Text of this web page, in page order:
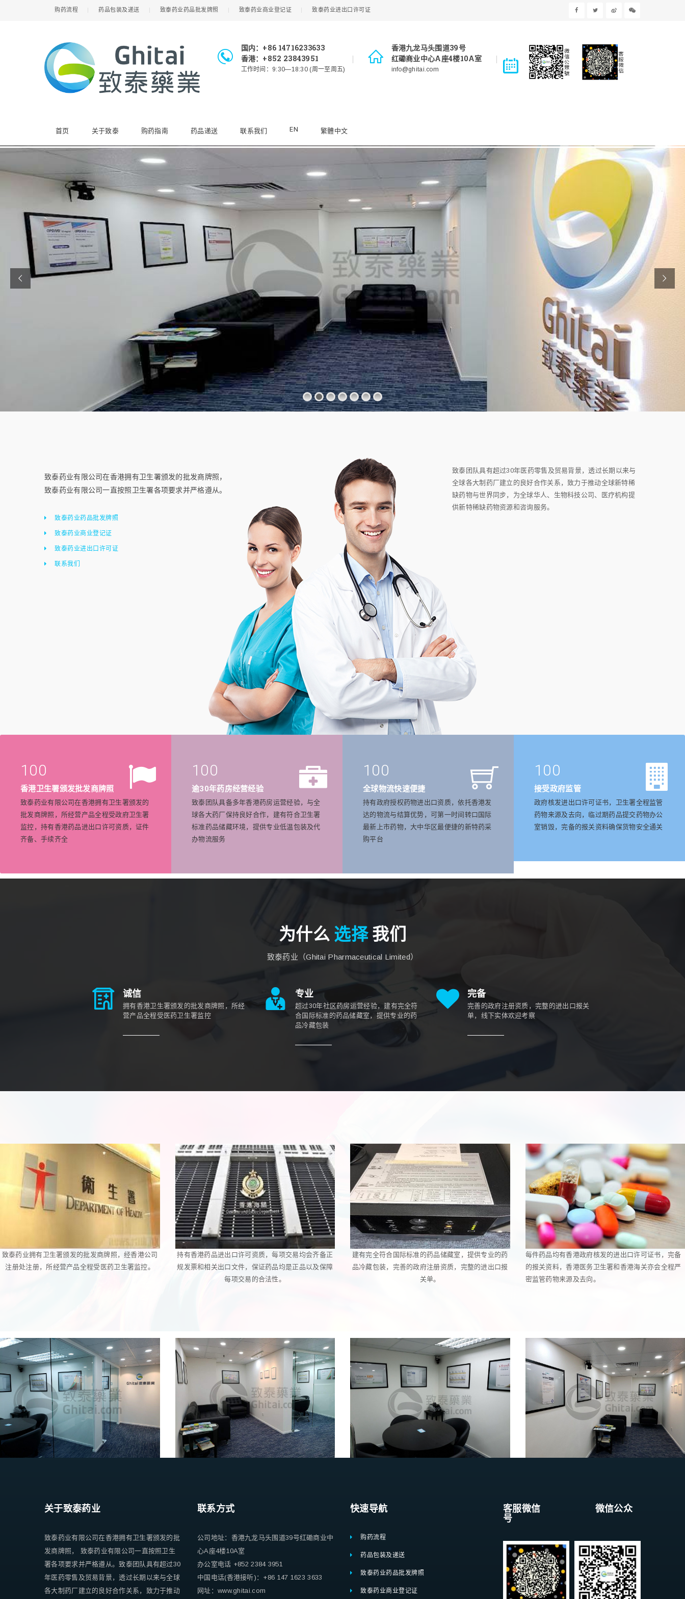
购药流程 药品包装及递送 致泰药业药品批发牌照 致泰药业商业登记证 致泰药业进出口许可证
国内：+86 14716233633
香港：+852 23843951
工作时间：9:30—18:30 (周一至周五)
香港九龙马头围道39号
红磡商业中心A座4楼10A室
info@ghitai.com
首页 关于致泰 购药指南 药品递送 联系我们 EN 繁體中文
致泰药业有限公司在香港拥有卫生署颁发的批发商牌照，
致泰药业有限公司一直按照卫生署各项要求并严格遵从。
致泰药业药品批发牌照
致泰药业商业登记证
致泰药业进出口许可证
联系我们
致泰团队具有超过30年医药零售及贸易背景，透过长期以来与
全球各大制药厂建立的良好合作关系，致力于推动全球新特稀
缺药物与世界同步，为全球华人、生物科技公司、医疗机构提
供新特稀缺药物资源和咨询服务。
100
香港卫生署颁发批发商牌照
致泰药业有限公司在香港拥有卫生署颁发的
批发商牌照，所经营产品全程受政府卫生署
监控，持有香港药品进出口许可资质，证件
齐备、手续齐全
100
逾30年药房经营经验
致泰团队具备多年香港药房运营经验，与全
球各大药厂保持良好合作，建有符合卫生署
标准药品储藏环境，提供专业低温包装及代
办物流服务
100
全球物流快速便捷
持有政府授权药物进出口资质，依托香港发
达的物流与结算优势，可第一时间转口国际
最新上市药物，大中华区最便捷的新特药采
购平台
100
接受政府监管
政府核发进出口许可证书，卫生署全程监管
药物来源及去向，临过期药品提交药物办公
室销毁，完备的报关资料确保货物安全通关
为什么 选择我们
致泰药业（Ghitai Pharmaceutical Limited）
诚信
拥有香港卫生署颁发的批发商牌照，所经
营产品全程受医药卫生署监控
专业
超过30年社区药房运营经验，建有完全符
合国际标准的药品储藏室，提供专业的药
品冷藏包装
完备
完善的政府注册资质，完整的进出口报关
单，线下实体欢迎考察
致泰药业拥有卫生署颁发的批发商牌照，经香港公司
注册处注册，所经营产品全程受医药卫生署监控。
持有香港药品进出口许可资质，每项交易均会齐备正
规发票和相关出口文件，保证药品均是正品以及保障
每项交易的合法性。
建有完全符合国际标准的药品储藏室，提供专业的药
品冷藏包装，完善的政府注册资质，完整的进出口报
关单。
每件药品均有香港政府核发的进出口许可证书，完备
的报关资料，香港医务卫生署和香港海关亦会全程严
密监管药物来源及去向。
关于致泰药业
致泰药业有限公司在香港拥有卫生署颁发的批
发商牌照， 致泰药业有限公司一直按照卫生
署各项要求并严格遵从。致泰团队具有超过30
年医药零售及贸易背景，透过长期以来与全球
各大制药厂建立的良好合作关系，致力于推动
联系方式
公司地址：香港九龙马头围道39号红磡商业中
心A座4楼10A室
办公室电话 +852 2384 3951
中国电话(香港接听)：+86 147 1623 3633
网址：www.ghitai.com
快速导航
购药流程
药品包装及递送
致泰药业药品批发牌照
致泰药业商业登记证
客服微信 微信公众
号